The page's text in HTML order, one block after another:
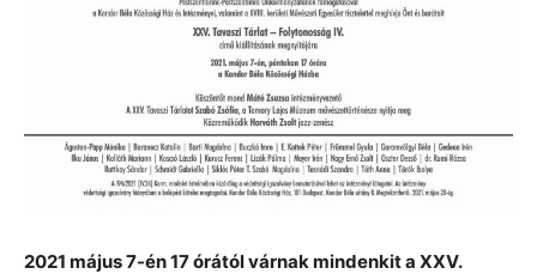
2021 május 7-én 17 órától várnak mindenkit a XXV.